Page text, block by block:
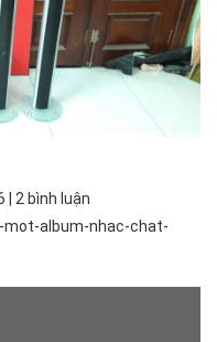
| 2 bình luận
album-nhac-chat-